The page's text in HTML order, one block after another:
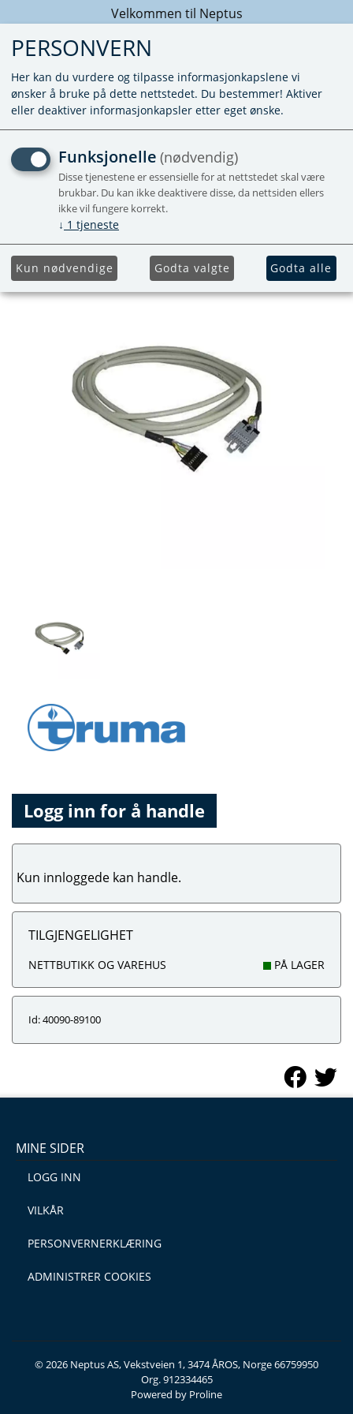
Velkommen til Neptus
KABEL FORLENGER 3M IR
SAPHIR VARIO OG
COMPACT
Logg inn for å handle
Kun innloggede kan handle.
TILGJENGELIGHET
NETTBUTIKK OG VAREHUS PÅ LAGER
Id: 40090-89100
MINE SIDER
LOGG INN
VILKÅR
PERSONVERNERKLÆRING
ADMINISTRER COOKIES
© 2026 Neptus AS, Vekstveien 1, 3474 ÅROS, Norge 66759950
Org. 912334465
Powered by Proline
PERSONVERN
Her kan du vurdere og tilpasse informasjonkapslene vi
ønsker å bruke på dette nettstedet. Du bestemmer! Aktiver
eller deaktiver informasjonkapsler etter eget ønske.
Funksjonelle (nødvendig)
Disse tjenestene er essensielle for at nettstedet skal være
brukbar. Du kan ikke deaktivere disse, da nettsiden ellers
ikke vil fungere korrekt.
↓ 1 tjeneste
Kun nødvendige Godta valgte Godta alle